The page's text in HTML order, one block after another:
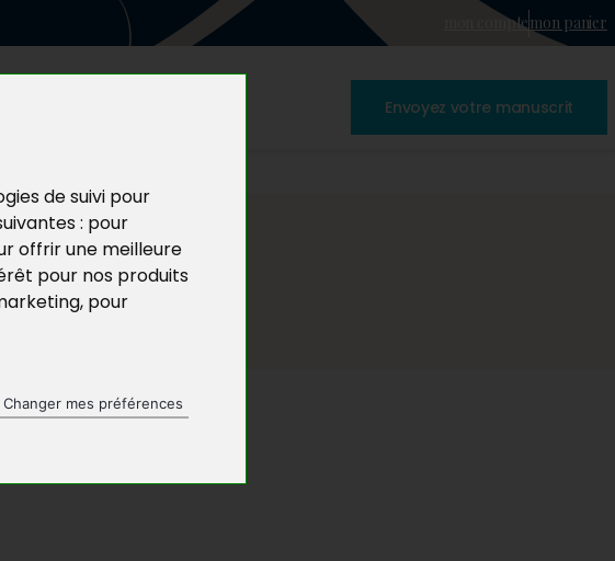
de suivi pour
: pour
offrir une meilleure
pour nos produits
, pour
Changer mes préférences
mon comptemon panier
Envoyez votre manuscrit